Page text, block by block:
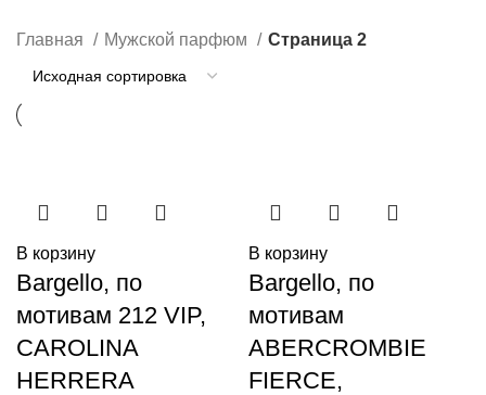
Главная Мужской парфюм Страница 2
В корзину
Bargello, по
мотивам 212 VIP,
CAROLINA
HERRERA
В корзину
Bargello, по
мотивам
ABERCROMBIE
FIERCE,